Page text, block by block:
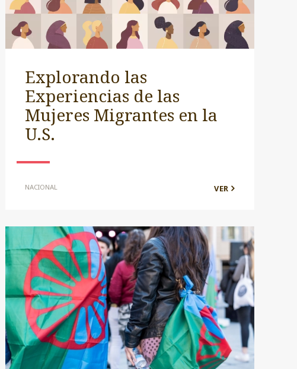
Explorando las
Experiencias de las
Mujeres Migrantes en la
U.S.
NACIONAL VER